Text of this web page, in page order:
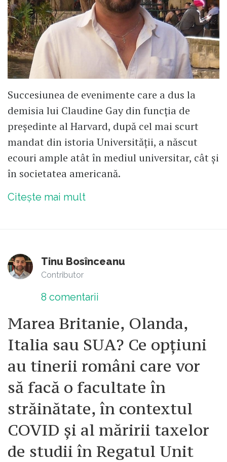
Succesiunea de evenimente care a dus la
demisia lui Claudine Gay din funcția de
președinte al Harvard, după cel mai scurt
mandat din istoria Universității, a născut
ecouri ample atât în mediul universitar, cât și
în societatea americană.
Citește mai mult
Tinu Bosînceanu
Contributor
8 comentarii
Marea Britanie, Olanda,
Italia sau SUA? Ce opțiuni
au tinerii români care vor
să facă o facultate în
străinătate, în contextul
COVID și al măririi taxelor
de studii în Regatul Unit